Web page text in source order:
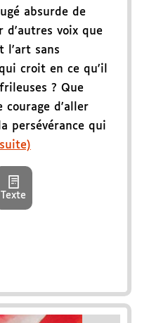
absurde de
d'autres voix que
l'art sans
croit en ce qu'il
? Que
courage d'aller
persévérance qui
Texte